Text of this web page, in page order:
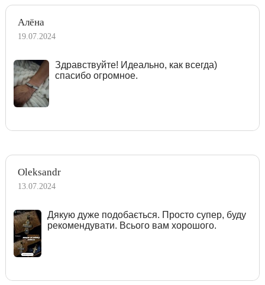
Алёна
19.07.2024
Здравствуйте! Идеально, как всегда)
спасибо огромное.
Oleksandr
13.07.2024
Дякую дуже подобається. Просто супер, буду
рекомендувати. Всього вам хорошого.